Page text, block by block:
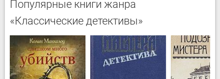
Популярные книги жанра
«Классические детективы»